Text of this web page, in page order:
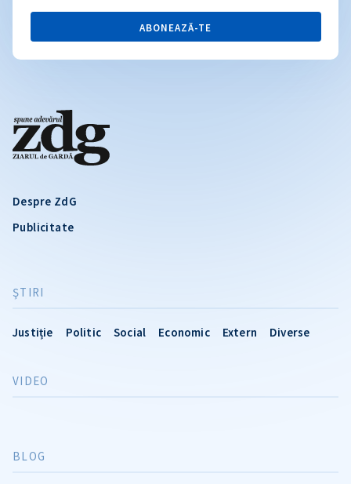
Despre ZdG
Publicitate
ŞTIRI
Justiție Politic Social Economic Extern Diverse
VIDEO
BLOG
ABONEAZĂ-TE